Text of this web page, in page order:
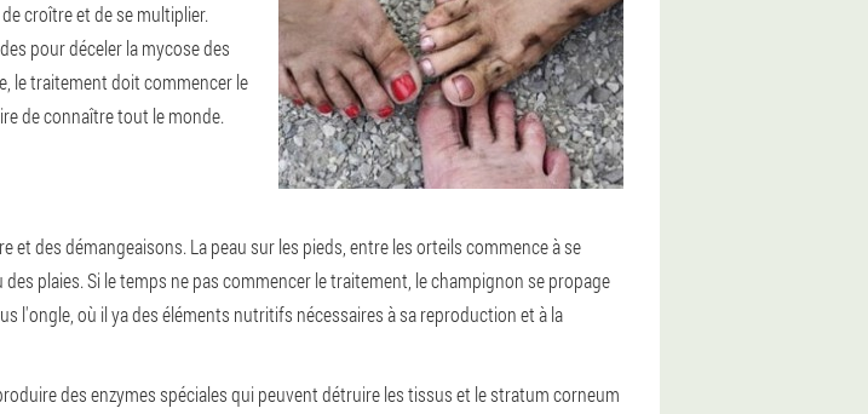
croître et de se multiplier.
pour déceler la mycose des
le traitement doit commencer le
de connaître tout le monde.
des démangeaisons. La peau sur les pieds, entre les orteils commence à se
plaies. Si le temps ne pas commencer le traitement, le champignon se propage
l'ongle, où il ya des éléments nutritifs nécessaires à sa reproduction et à la
des enzymes spéciales qui peuvent détruire les tissus et le stratum corneum